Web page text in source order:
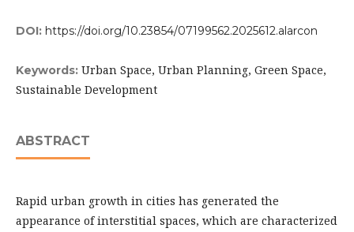
DOI: https://doi.org/10.23854/07199562.2025612.alarcon
Keywords: Urban Space, Urban Planning, Green Space,
Sustainable Development
ABSTRACT
Rapid urban growth in cities has generated the
appearance of interstitial spaces, which are characterized